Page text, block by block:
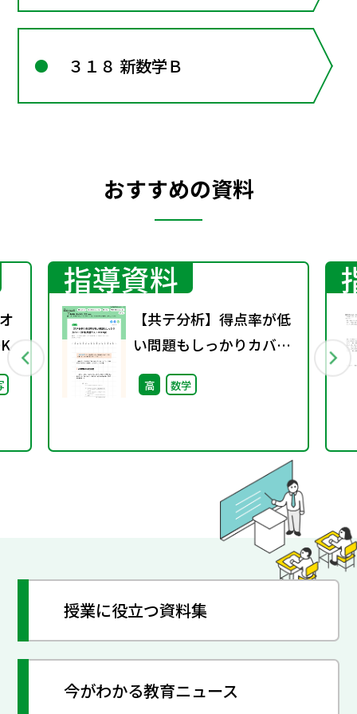
３１８ 新数学Ｂ
おすすめの資料
指導資料
【共テ分析】得点率が低
い問題もしっかりカバー
（攻略!共通テストPick
Up）
高 数学
授業に役立つ資料集
今がわかる教育ニュース